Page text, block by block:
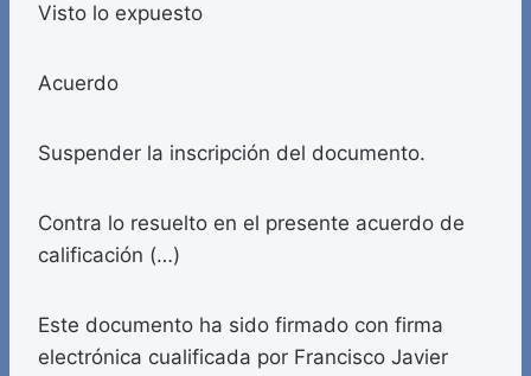
Visto lo expuesto
Acuerdo
Suspender la inscripción del documento.
Contra lo resuelto en el presente acuerdo de
calificación (…)
Este documento ha sido firmado con firma
electrónica cualificada por Francisco Javier